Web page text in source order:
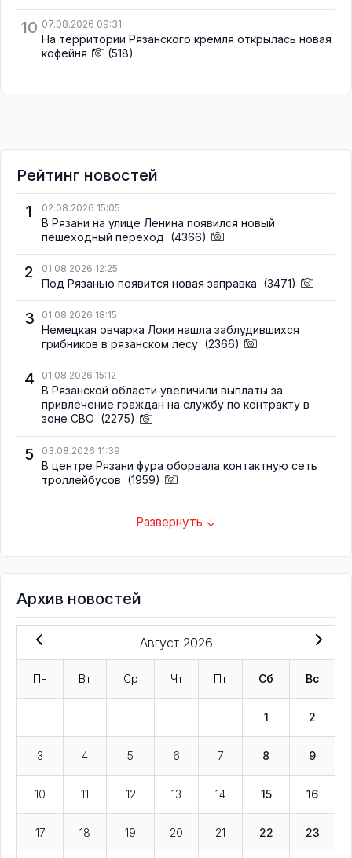
10 07.08.2026 09:31
На территории Рязанского кремля открылась новая
кофейня
(518)
Рейтинг новостей
1
02.08.2026 15:05
В Рязани на улице Ленина появился новый
пешеходный переход (4366)
2 01.08.2026 12:25
Под Рязанью появится новая заправка (3471)
3 01.08.2026 18:15
Немецкая овчарка Локи нашла заблудившихся
грибников в рязанском лесу (2366)
4 01.08.2026 15:12
В Рязанской области увеличили выплаты за
привлечение граждан на службу по контракту в
зоне СВО (2275)
5 03.08.2026 11:39
В центре Рязани фура оборвала контактную сеть
троллейбусов (1959)
Развернуть ↓
Архив новостей
Август 2026
Пн Вт Ср Чт Пт Сб Вс
1 2
3 4 5 6 7 8 9
10 11 12 13 14 15 16
17 18 19 20 21 22 23